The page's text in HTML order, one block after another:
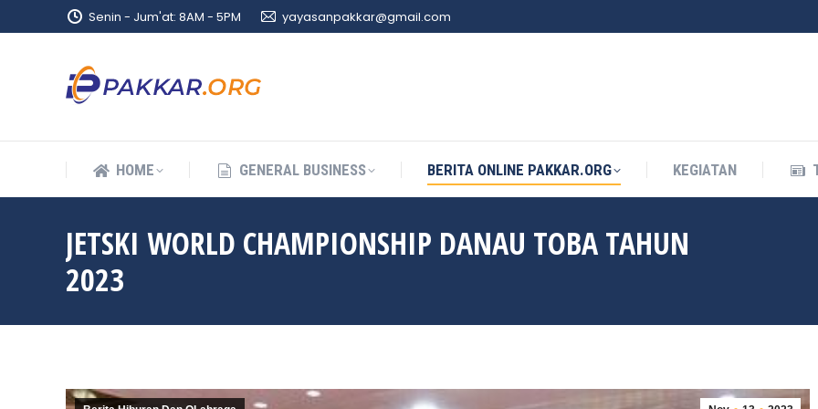
Senin - Jum'at: 8AM - 5PM yayasanpakkar@gmail.com
HOME GENERAL BUSINESS BERITA ONLINE PAKKAR.ORG KEGIATAN
JETSKI WORLD CHAMPIONSHIP DANAU TOBA TAHUN
2023
HOME GENERAL BUSINESS BERITA ONLINE PAKKAR.ORG KEGIATAN